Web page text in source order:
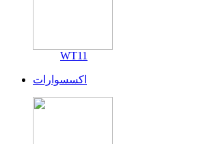
WT11
اكسسوارات